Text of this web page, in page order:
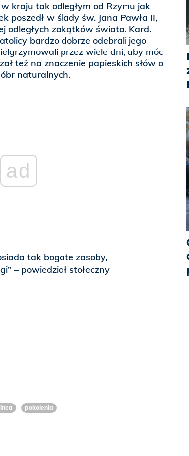
kraju tak odległym od Rzymu jak
poszedł w ślady św. Jana Pawła II,
odległych zakątków świata. Kard.
bardzo dobrze odebrali jego
przez wiele dni, aby móc
też na znaczenie papieskich słów o
naturalnych.
ad
tak bogate zasoby,
– powiedział stołeczny
pokolenia